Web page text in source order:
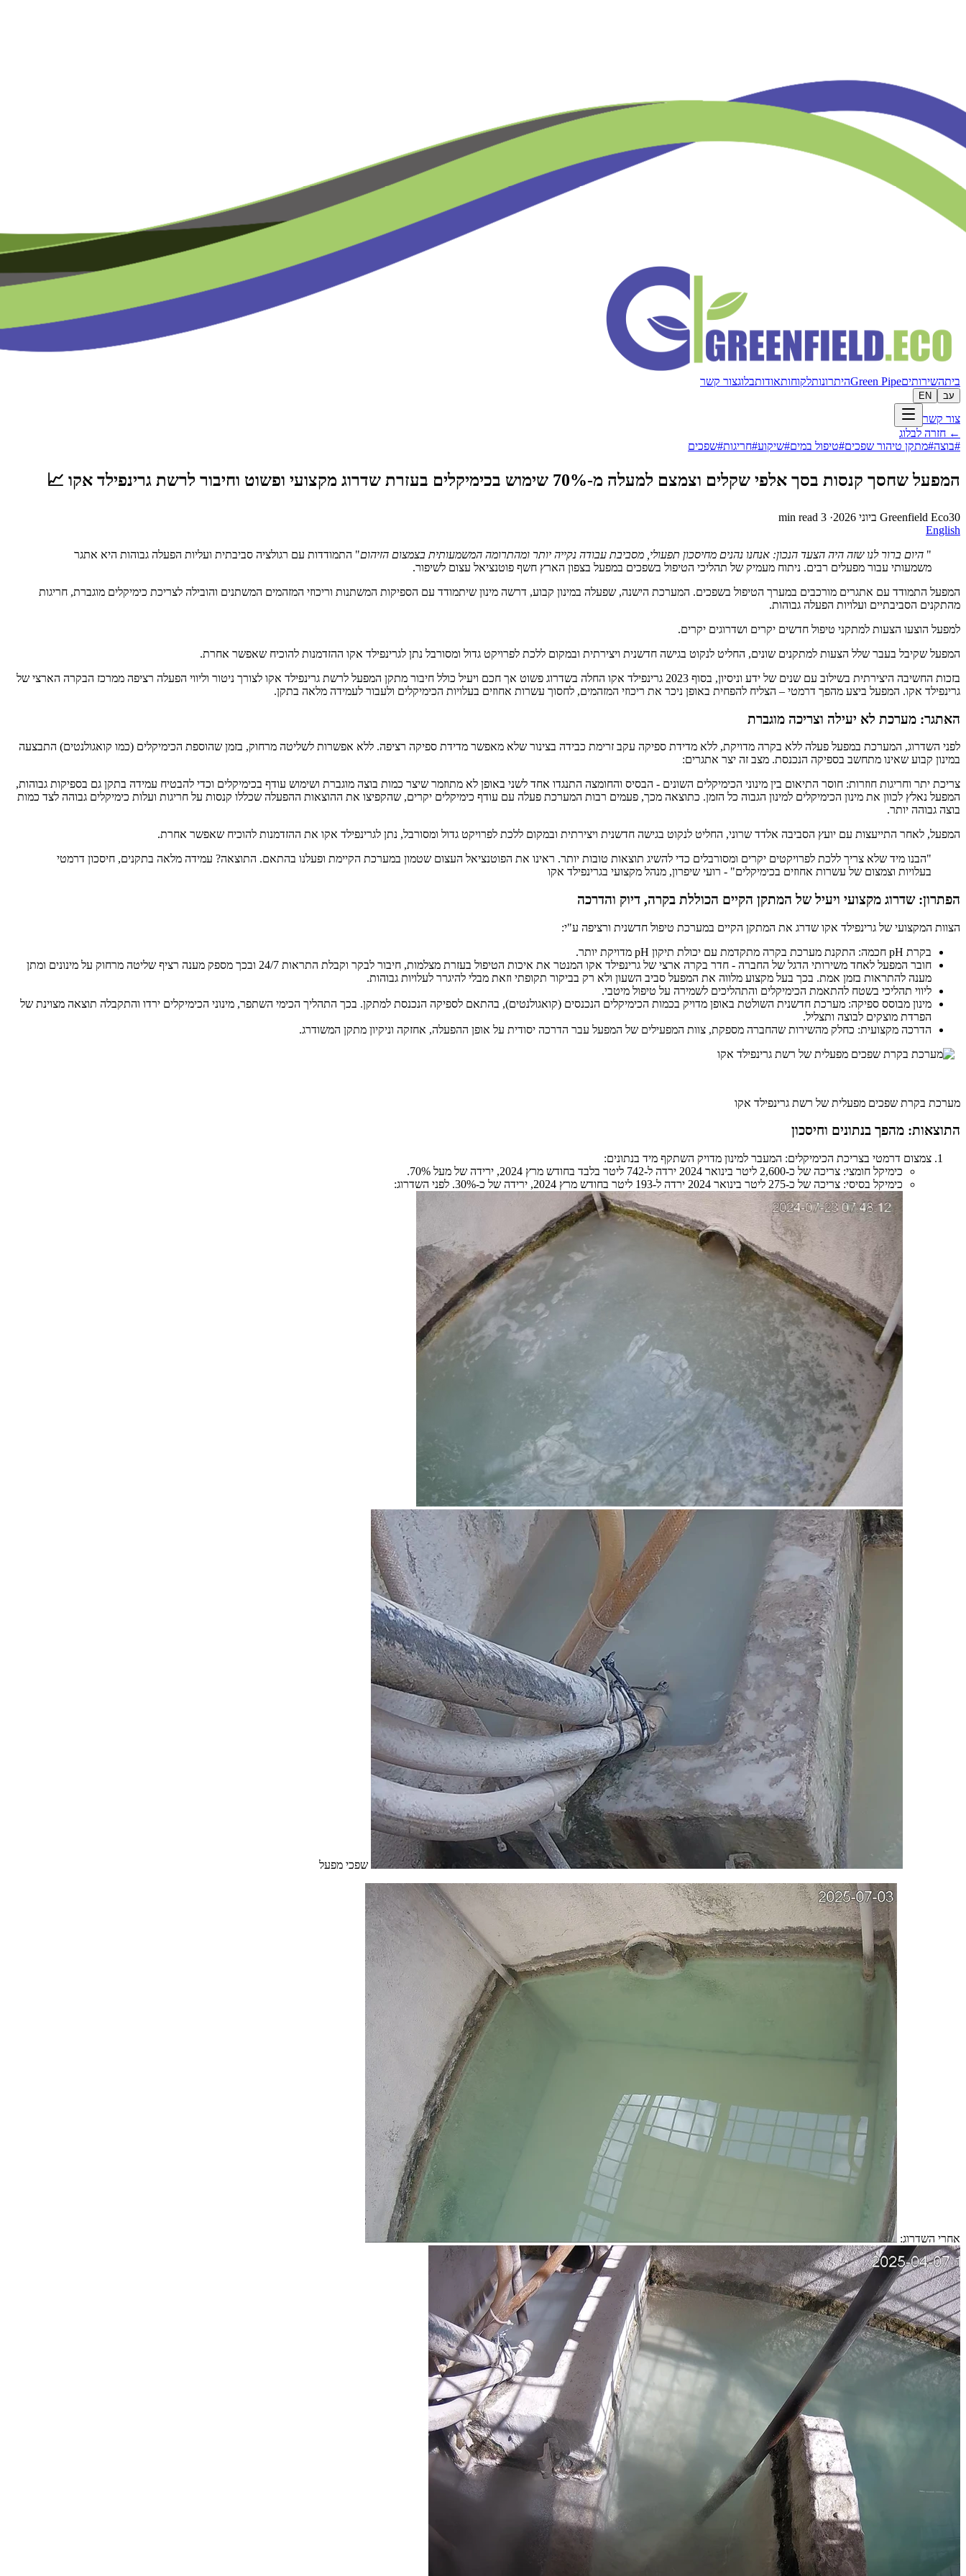
ביתהשירותיםGreen Pipeהיתרונותלקוחותאודותבלוגצור קשר
עב EN
צור קשר
← חזרה לבלוג
#בוצה#מתקן טיהור שפכים#טיפול במים#שיקוע#חריגות#שפכים
המפעל שחסך קנסות בסך אלפי שקלים וצמצם למעלה מ-70% שימוש בכימיקלים בעזרת שדרוג מקצועי ופשוט וחיבור לרשת גרינפילד אקו 📈
Greenfield Eco30 ביוני 2026 ·
3
English
" היום ברור לנו שזה היה הצעד הנכון: אנחנו נהנים מחיסכון תפעולי, מסביבת עבודה נקייה יותר ומהתרומה המשמעותית בצמצום הזיהום" התמודדות עם רגולציה סביבתית ועליות הפעלה גבוהות היא אתגר
משמעותי עבור מפעלים רבים. ניתוח מעמיק של תהליכי הטיפול בשפכים במפעל בצפון הארץ חשף פוטנציאל עצום לשיפור.
המפעל התמודד עם אתגרים מורכבים במערך הטיפול בשפכים. המערכת הישנה, שפעלה במינון קבוע, דרשה מינון שיתמודד עם הספיקות המשתנות וריכוזי המזהמים המשתנים והובילה לצריכת כימיקלים מוגברת, חריגות
מהתקנים הסביבתיים ועלויות הפעלה גבוהות.
למפעל הוצעו הצעות למתקני טיפול חדשים יקרים ושדרוגים יקרים.
המפעל שקיבל בעבר שלל הצעות למתקנים שונים, החליט לנקוט בגישה חדשנית ויצירתית ובמקום ללכת לפרויקט גדול ומסורבל נתן לגרינפילד אקו ההזדמנות להוכיח שאפשר אחרת.
בזכות החשיבה היצירתית בשילוב עם שנים של ידע וניסיון, בסוף 2023 גרינפילד אקו החלה בשדרוג פשוט אך חכם ויעיל כולל חיבור מתקן המפעל לרשת גרינפילד אקו לצורך ניטור וליווי הפעלה רציפה ממרכז הבקרה הארצי של
גרינפילד אקו. המפעל ביצע מהפך דרמטי – הצליח להפחית באופן ניכר את ריכוזי המזהמים, לחסוך עשרות אחוזים בעלויות הכימיקלים ולעבור לעמידה מלאה בתקן.
האתגר: מערכת לא יעילה וצריכה מוגברת
לפני השדרוג, המערכת במפעל פעלה ללא בקרה מדויקת, ללא מדידת ספיקה עקב זרימת כבידה בצינור שלא מאפשר מדידת ספיקה רציפה. ללא אפשרות לשליטה מרחוק, בזמן שהוספת הכימיקלים (כמו קואגולנטים) התבצעה
במינון קבוע שאינו מתחשב בספיקה הנכנסת. מצב זה יצר אתגרים:
צריכת יתר וחריגות חוזרות: חוסר התיאום בין מינוני הכימיקלים השונים - הבסיס והחומצה התנגדו אחד לשני באופן לא מתוזמר שיצר כמות בוצה מוגברת ושימוש עודף בכימיקלים וכדי להבטיח עמידה בתקן גם בספיקות גבוהות,
המפעל נאלץ לכוון את מינון הכימיקלים למינון הגבוה כל הזמן. כתוצאה מכך, פעמים רבות המערכת פעלה עם עודף כימיקלים יקרים, שהקפיצו את ההוצאות ההפעלה שכללו קנסות על חריגות ועלות כימיקלים גבוהה לצד כמות
בוצה גבוהה יותר.
המפעל, לאחר התייעצות עם יועץ הסביבה אלדד שרוני, החליט לנקוט בגישה חדשנית ויצירתית ובמקום ללכת לפרויקט גדול ומסורבל, נתן לגרינפילד אקו את ההזדמנות להוכיח שאפשר אחרת.
"הבנו מיד שלא צריך ללכת לפרויקטים יקרים ומסורבלים כדי להשיג תוצאות טובות יותר. ראינו את הפוטנציאל העצום שטמון במערכת הקיימת ופעלנו בהתאם. התוצאה? עמידה מלאה בתקנים, חיסכון דרמטי
בעלויות וצמצום של עשרות אחוזים בכימיקלים" - רועי שיפרון, מנהל מקצועי בגרינפילד אקו
הפתרון: שדרוג מקצועי ויעיל של המתקן הקיים הכוללת בקרה, דיוק והדרכה
הצוות המקצועי של גרינפילד אקו שדרג את המתקן הקיים במערכת טיפול חדשנית ורציפה ע"י:
בקרת pH חכמה: התקנת מערכת בקרה מתקדמת עם יכולת תיקון pH מדויקת יותר.
חובר המפעל לאחד משירותי הדגל של החברה - חדר בקרה ארצי של גרינפילד אקו המנטר את איכות הטיפול בעזרת מצלמות, חיבור לבקר וקבלת התראות 24/7 ובכך מספק מענה רציף שליטה מרחוק על מינונים ומתן
מענה להתראות בזמן אמת. בכך בעל מקצוע מלווה את המפעל סביב השעון ולא רק בביקור תקופתי וזאת מבלי להיגרר לעלויות גבוהות.
ליווי תהליכי בשטח להתאמת הכימיקלים והתהליכים לשמירה על טיפול מיטבי.
מינון מבוסס ספיקה: מערכת חדשנית השולטת באופן מדויק בכמות הכימיקלים הנכנסים (קואגולנטים), בהתאם לספיקה הנכנסת למתקן. בכך התהליך הכימי השתפר, מינוני הכימיקלים ירדו והתקבלה תוצאה מצוינת של
הפרדת מוצקים לבוצה ותצליל.
הדרכה מקצועית: כחלק מהשירות שהחברה מספקת, צוות המפעילים של המפעל עבר הדרכה יסודית על אופן ההפעלה, אחזקה וניקיון מתקן המשודרג.
מערכת בקרת שפכים מפעלית של רשת גרינפילד אקו
התוצאות: מהפך בנתונים וחיסכון
צמצום דרמטי בצריכת הכימיקלים: המעבר למינון מדויק השתקף מיד בנתונים:
כימיקל חומצי: צריכה של כ-2,600 ליטר בינואר 2024 ירדה ל-742 ליטר בלבד בחודש מרץ 2024, ירידה של מעל 70%.
כימיקל בסיסי: צריכה של כ-275 ליטר בינואר 2024 ירדה ל-193 ליטר בחודש מרץ 2024, ירידה של כ-30%. לפני השדרוג:
שפכי מפעל
אחרי השדרוג: